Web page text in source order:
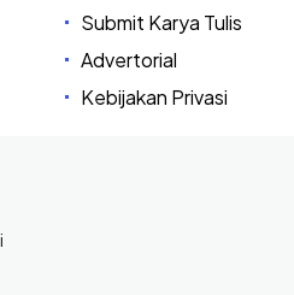
Submit Karya Tulis
Advertorial
Kebijakan Privasi